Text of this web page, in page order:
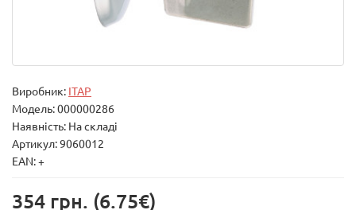
Виробник: ITAP
Модель:000000286
Наявність: На складі
Артикул: 9060012
EAN: +
354 грн. (6.75€)